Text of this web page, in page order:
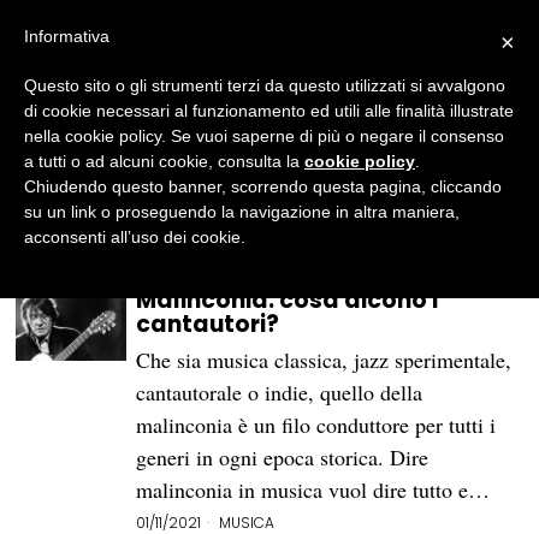
Agnese Zappalà
Classe 1993. Ho studiato musica classica,
storia e scienze politiche. Oggi sono
giornalista pubblicista a Monza.
Vicedirettrice di Frammenti Rivista.
Aspirante Nora Ephron.
Malinconia: cosa dicono i
cantautori?
Che sia musica classica, jazz sperimentale,
cantautorale o indie, quello della
malinconia è un filo conduttore per tutti i
generi in ogni epoca storica. Dire
malinconia in musica vuol dire tutto e…
01/11/2021 MUSICA
×
Informativa
Questo sito o gli strumenti terzi da questo utilizzati si avvalgono
di cookie necessari al funzionamento ed utili alle finalità illustrate
nella cookie policy. Se vuoi saperne di più o negare il consenso
a tutti o ad alcuni cookie, consulta la cookie policy
Chiudendo questo banner, scorrendo questa pagina, cliccando
su un link o proseguendo la navigazione in altra maniera,
acconsenti all’uso dei cookie.